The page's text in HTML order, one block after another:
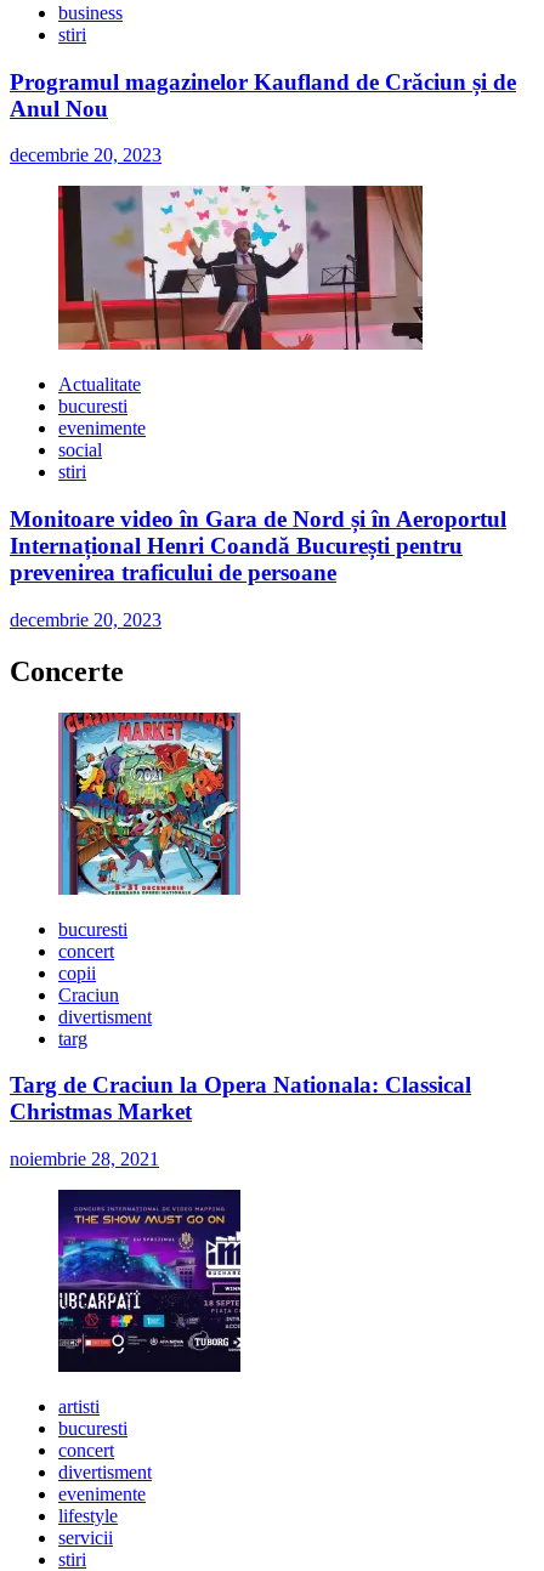
business
stiri
Programul magazinelor Kaufland de Crăciun și de
Anul Nou
decembrie 20, 2023
Actualitate
bucuresti
evenimente
social
stiri
Monitoare video în Gara de Nord și în Aeroportul
Internațional Henri Coandă București pentru
prevenirea traficului de persoane
decembrie 20, 2023
Concerte
bucuresti
concert
copii
Craciun
divertisment
targ
Targ de Craciun la Opera Nationala: Classical
Christmas Market
noiembrie 28, 2021
artisti
bucuresti
concert
divertisment
evenimente
lifestyle
servicii
stiri